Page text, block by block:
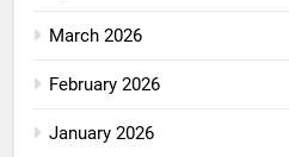
March 2026
February 2026
January 2026